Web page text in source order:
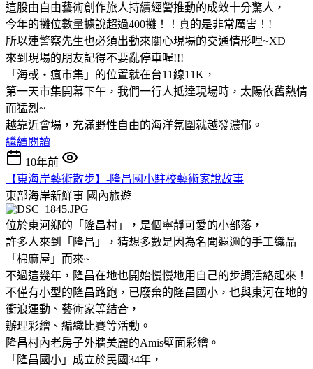
這股由自由藝術創作旅人持續經營推動的成效十分驚人，
今年的攤位數量據說超過400攤！！真的是非常厲害！!
所以連警察先生也必須出動來關心現場的交通情形哩~XD
來到現場的朋友記得不要亂停車喔!!!
「海或‧瘋市集」的位置就在台11線11K，
第一天市集開幕下午，我們一行人抵達現場時，太陽依舊熱情
而猛烈~
越靠近會場，充滿野性自由的海洋氛圍就越發濃郁。
繼續閱讀
10年前
【東海岸藝術散步】-隆昌國小駐校藝術家說故事
東部海岸新鮮事 國內旅遊
位於東河鄉的「隆昌村」，是個寧靜可愛的小部落，
許多人來到「隆昌」，猜想多數是因為名聞遐邇的手工織品
「棉麻屋」而來~
不過這幾年，隆昌在地也開始慢慢地用自己的步調活絡起來！
不僅有小型的隆昌路跑，已廢棄的隆昌國小，也與東河在地的
衝浪運動、藝術家等結合，
辦理彩繪、編織比賽等活動。
隆昌村內老房子外牆美麗的Amis壁面彩繪。
「隆昌國小」成立於民國34年，